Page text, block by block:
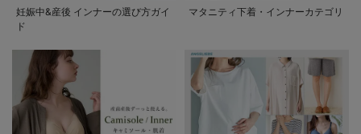
妊娠中&産後 インナーの選び方ガイ
ド
マタニティ下着・インナーカテゴリ